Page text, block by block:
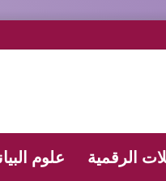
الرقمية علوم